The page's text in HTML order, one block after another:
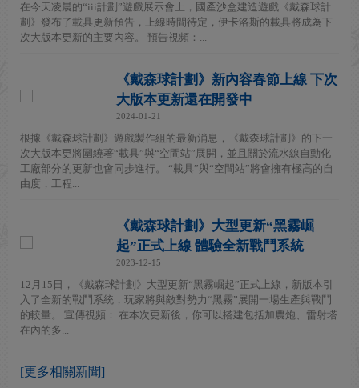
在今天凌晨的“iii計劃”遊戲展示會上，國產沙盒建造遊戲《戴森球計
劃》發布了載具更新預告，上線時間待定，伊卡洛斯的載具將成為下
次大版本更新的主要內容。 預告視頻：...
《戴森球計劃》新內容春節上線 下次
大版本更新還在開發中
2024-01-21
根據《戴森球計劃》遊戲製作組的最新消息，《戴森球計劃》的下一
次大版本更將圍繞著“載具”與“空間站”展開，並且關於流水線自動化
工廠部分的更新也會同步進行。 “載具”與“空間站”將會擁有極高的自
由度，工程...
《戴森球計劃》大型更新“黑霧崛
起”正式上線 體驗全新戰鬥系統
2023-12-15
12月15日，《戴森球計劃》大型更新“黑霧崛起”正式上線，新版本引
入了全新的戰鬥系統，玩家將與敵對勢力“黑霧”展開一場生產與戰鬥
的較量。 宣傳視頻： 在本次更新後，你可以搭建包括加農炮、雷射塔
在內的多...
[更多相關新聞]